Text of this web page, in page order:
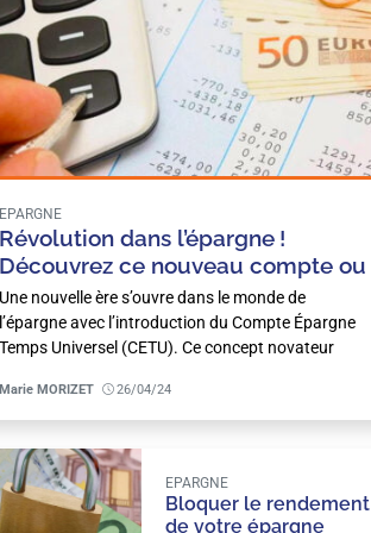
dans l’épargne !
ce nouveau compte ou
vos congés, RTT et primes !
nouvelle ère s’ouvre dans le monde de
avec l’introduction du Compte Épargne
Universel (CETU). Ce concept novateur
MORIZET 26/04/24
Bloquer le rendement
de votre épargne
EPARGNE